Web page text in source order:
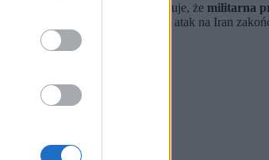
przeciwko Iranowi powoduje, że militarna
że „mission accomplished” – atak na Iran